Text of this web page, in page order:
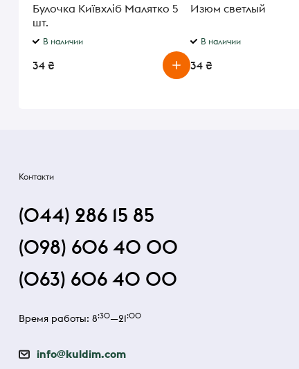
Булочка Київхліб Малятко 5
шт.
В наличии
34 ₴
Изюм светлый
В наличии
34 ₴
Контакти
(044) 286 15 85
(098) 606 40 00
(063) 606 40 00
Время работы: 8:30—21:00
info@kuldim.com